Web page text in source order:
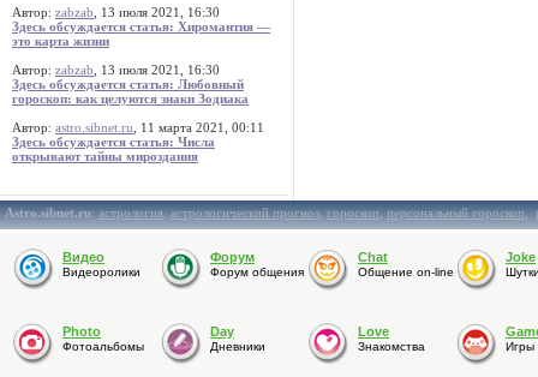
Автор: zabzab , 13 июля 2021, 16:30
Здесь обсуждается статья: Хиромантия —
это карта жизни
Автор: zabzab , 13 июля 2021, 16:30
Здесь обсуждается статья: Любовный
гороскоп: как целуются знаки Зодиака
Автор: astro.sibnet.ru , 11 марта 2021, 00:11
Здесь обсуждается статья: Числа
открывают тайны мироздания
Astro.sibnet.ru:астрология,астрологический прогноз,гороскоп,персональный гороскоп,
Видео
Видеоролики
Форум
Форум общения
Chat
Общение on-line
Joke
Photo
Фотоальбомы
Day
Дневники
Love
Знакомства Игры